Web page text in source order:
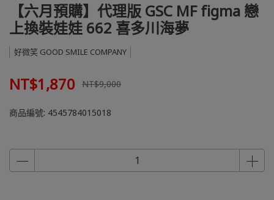
【六月預購】代理版 GSC MF figma 戀
上換裝娃娃 662 喜多川海夢
好微笑 GOOD SMILE COMPANY
NT$1,870 NT$9,000
商品編號: 4545784015018